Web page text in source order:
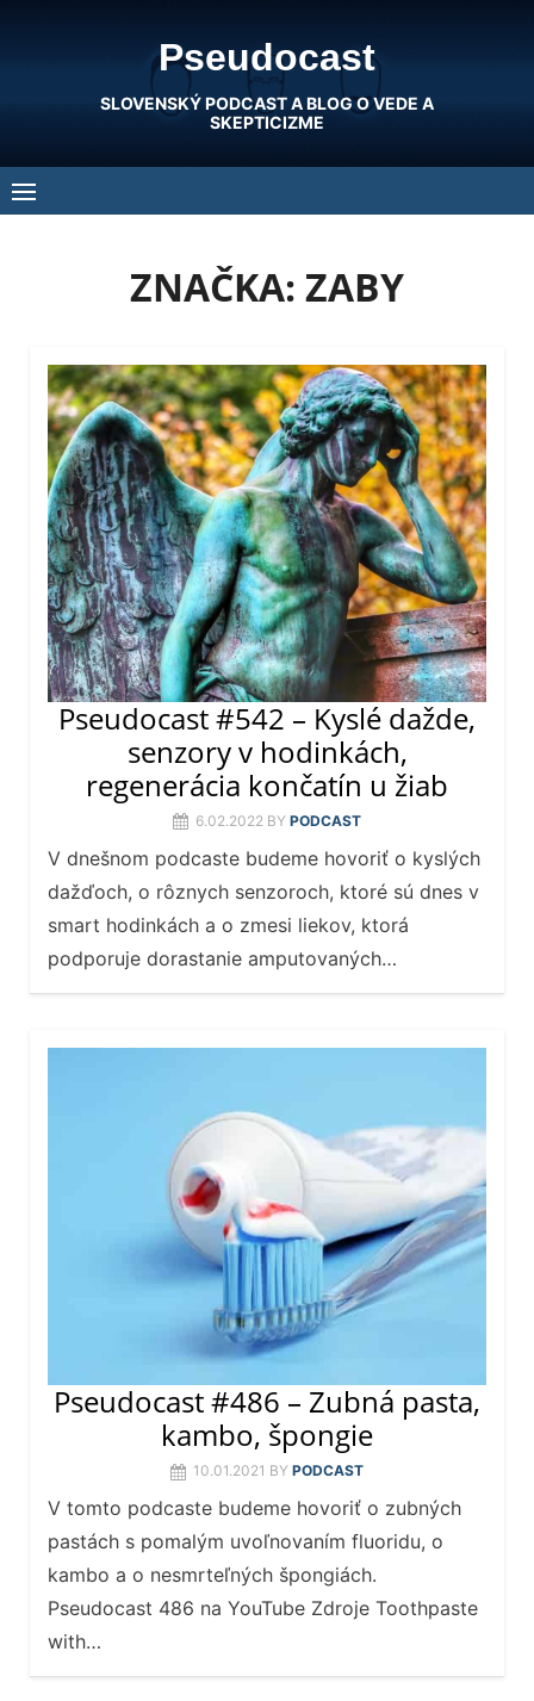
Pseudocast
SLOVENSKÝ PODCAST A BLOG O VEDE A
SKEPTICIZME
ZNAČKA: ZABY
Pseudocast #542 – Kyslé dažde,
senzory v hodinkách,
regenerácia končatín u žiab
6.02.2022 BY PODCAST
V dnešnom podcaste budeme hovoriť o kyslých
dažďoch, o rôznych senzoroch, ktoré sú dnes v
smart hodinkách a o zmesi liekov, ktorá
podporuje dorastanie amputovaných…
Pseudocast #486 – Zubná pasta,
kambo, špongie
10.01.2021 BY PODCAST
V tomto podcaste budeme hovoriť o zubných
pastách s pomalým uvoľnovaním fluoridu, o
kambo a o nesmrteľných špongiách.
Pseudocast 486 na YouTube Zdroje Toothpaste
with…